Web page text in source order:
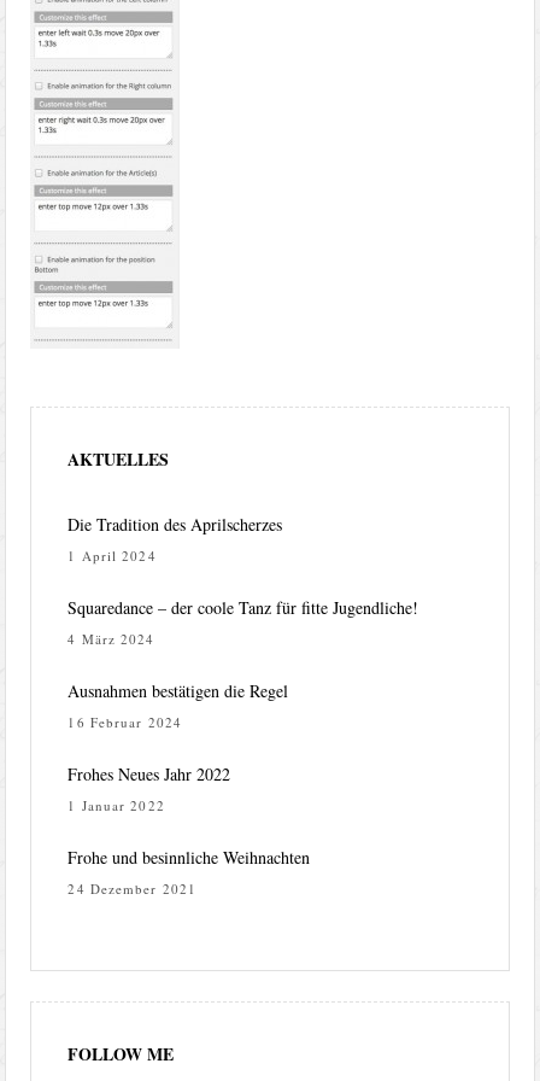
AKTUELLES
Die Tradition des Aprilscherzes
1 April 2024
Squaredance – der coole Tanz für fitte Jugendliche!
4 März 2024
Ausnahmen bestätigen die Regel
16 Februar 2024
Frohes Neues Jahr 2022
1 Januar 2022
Frohe und besinnliche Weihnachten
24 Dezember 2021
FOLLOW ME